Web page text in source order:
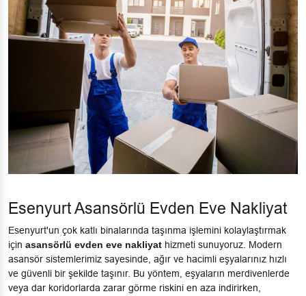
Esenyurt Asansörlü Evden Eve Nakliyat
Esenyurt'un çok katlı binalarında taşınma işlemini kolaylaştırmak
için asansörlü evden eve nakliyat hizmeti sunuyoruz. Modern
asansör sistemlerimiz sayesinde, ağır ve hacimli eşyalarınız hızlı
ve güvenli bir şekilde taşınır. Bu yöntem, eşyaların merdivenlerde
veya dar koridorlarda zarar görme riskini en aza indirirken,